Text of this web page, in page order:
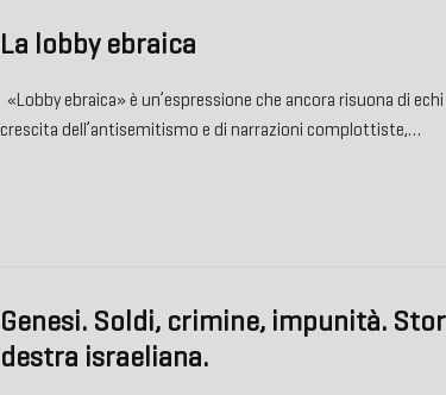
La lobby ebraica
«Lobby ebraica» è un’espressione che ancora risuona di
crescita dell’antisemitismo e di narrazioni complottiste,…
Genesi. Soldi, crimine, impunità.
destra israeliana.